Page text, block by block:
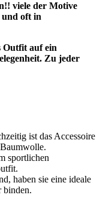
viele der Motive
und oft in
Outfit auf ein
Zu jeder
ist das Accessoire
sportlichen
haben sie eine ideale
binden.